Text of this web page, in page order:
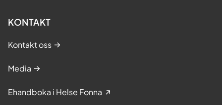
KONTAKT
Kontakt oss
Media
Ehandboka i Helse Fonna